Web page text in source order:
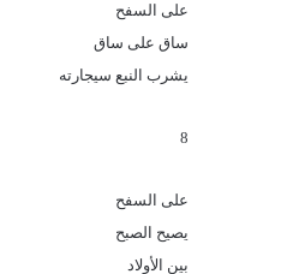
على السفح
ساق على ساق
يشرب النبع سيجارته
8
على السفح
يصيح الصبح
بين الأولاد